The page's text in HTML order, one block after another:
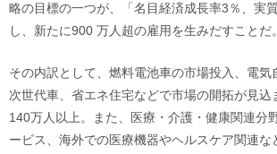
略の目標の一つが、「名目経済成長率3％、実
し、新たに900 万人超の雇用を生みだすことだ。
その内訳として、燃料電池車の市場投入、電気
次世代車、省エネ住宅などで市場の開拓が見込
140万人以上。また、医療・介護・健康関連分
ービス、海外での医療機器やヘルスケア関連な